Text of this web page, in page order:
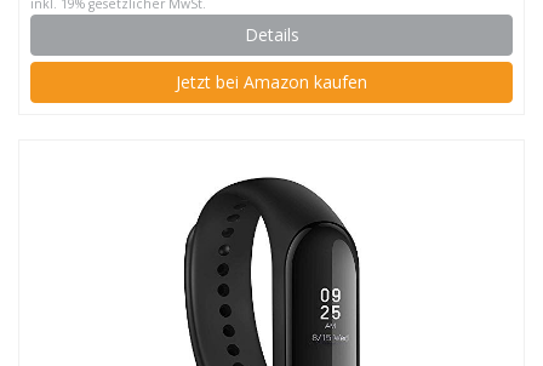
inkl. 19% gesetzlicher MwSt.
Details
Jetzt bei Amazon kaufen